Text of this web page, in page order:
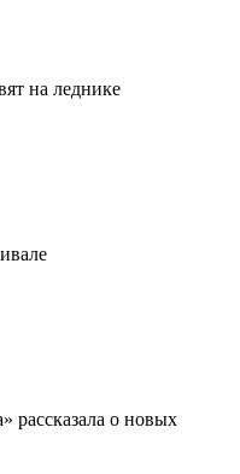
на леднике
рассказала о новых